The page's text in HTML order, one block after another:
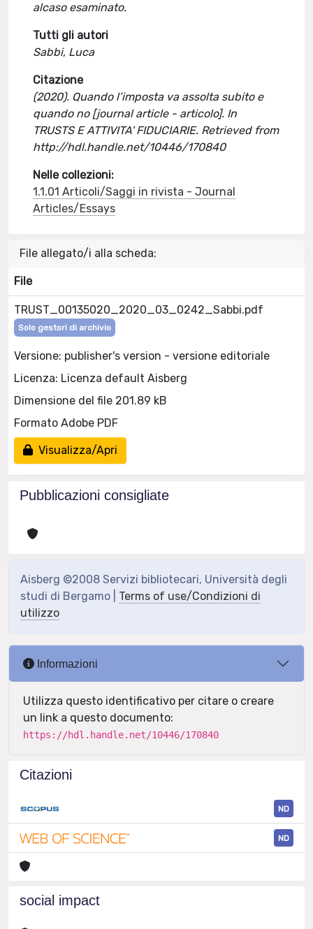
alcaso esaminato.
Tutti gli autori
Sabbi, Luca
Citazione
(2020). Quando l’imposta va assolta subito e
quando no [journal article - articolo]. In
TRUSTS E ATTIVITA' FIDUCIARIE. Retrieved from
http://hdl.handle.net/10446/170840
Nelle collezioni:
1.1.01 Articoli/Saggi in rivista - Journal
Articles/Essays
File allegato/i alla scheda:
File
TRUST_00135020_2020_03_0242_Sabbi.pdf
Solo gestori di archivio
Versione: publisher's version - versione editoriale
Licenza: Licenza default Aisberg
Dimensione del file 201.89 kB
Formato Adobe PDF
Visualizza/Apri
Pubblicazioni consigliate
Aisberg ©2008 Servizi bibliotecari, Università degli
studi di Bergamo | Terms of use/Condizioni di
utilizzo
Informazioni
Utilizza questo identificativo per citare o creare
un link a questo documento:
https://hdl.handle.net/10446/170840
Citazioni
ND
ND
social impact